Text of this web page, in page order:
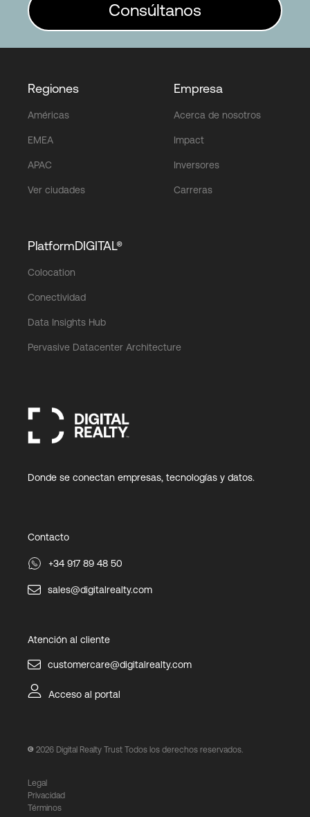
Consúltanos
Regiones
Américas
EMEA
APAC
Ver ciudades
Empresa
Acerca de nosotros
Impact
Inversores
Carreras
PlatformDIGITAL®
Colocation
Conectividad
Data Insights Hub
Pervasive Datacenter Architecture
Donde se conectan empresas, tecnologías y datos.
Contacto
+34 917 89 48 50
sales@digitalrealty.com
Atención al cliente
customercare@digitalrealty.com
Acceso al portal
2026 Digital Realty Trust Todos los derechos reservados.
Legal
Privacidad
Términos